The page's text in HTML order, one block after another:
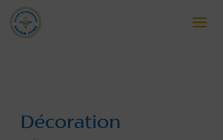
Menu
Décoration
d’article